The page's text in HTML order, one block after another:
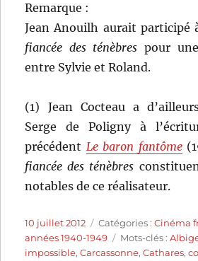
Remarque :
Jean Anouilh aurait participé
fiancée des ténèbres pour
entre Sylvie et Roland.
(1) Jean Cocteau a
Serge de Poligny à
précédent Le baron fantôme
fiancée des ténèbres
notables de ce réalisateur.
Publié
le
10 juillet 2012 Catégories
Catégories :Cinéma
années 1940-1949
Étiquettes
Mots-clés :
impossible,Carcassonne,Cathares,